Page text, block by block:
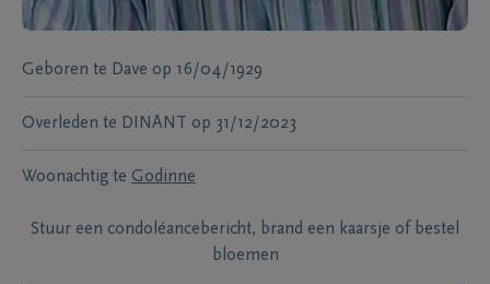
Geboren te Dave op 16/04/1929
Overleden te DINANT op 31/12/2023
Woonachtig te Godinne
Stuur een condoléancebericht, brand een kaarsje of bestel
bloemen